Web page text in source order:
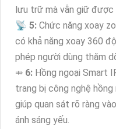
lưu trữ mà vẫn giữ được
📡 5: Chức năng xoay
có khả năng xoay 360
phép người dùng thăm
⤃ 6: Hồng ngoại Smart
trang bị công nghệ
giúp quan sát rõ ràng
ánh sáng yếu.